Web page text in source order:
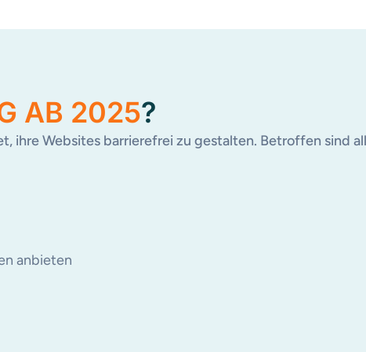
AB 2025?
ihre Websites barrierefrei zu gestalten. Betroffen sind
anbieten